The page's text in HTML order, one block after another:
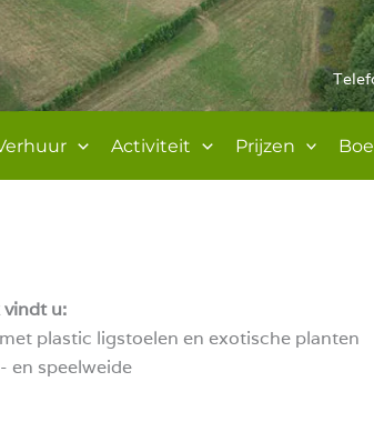
Activiteit Prijzen
u:
plastic ligstoelen en exotische planten
en speelweide